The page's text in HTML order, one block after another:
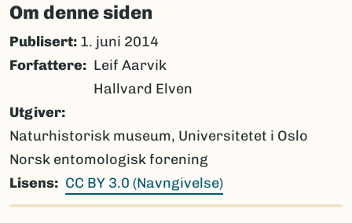
Om denne siden
Publisert: 1. juni 2014
Forfattere
Leif Aarvik
Hallvard Elven
Utgiver
Naturhistorisk museum, Universitetet i Oslo
Norsk entomologisk forening
Lisens
CC BY 3.0 (Navngivelse)